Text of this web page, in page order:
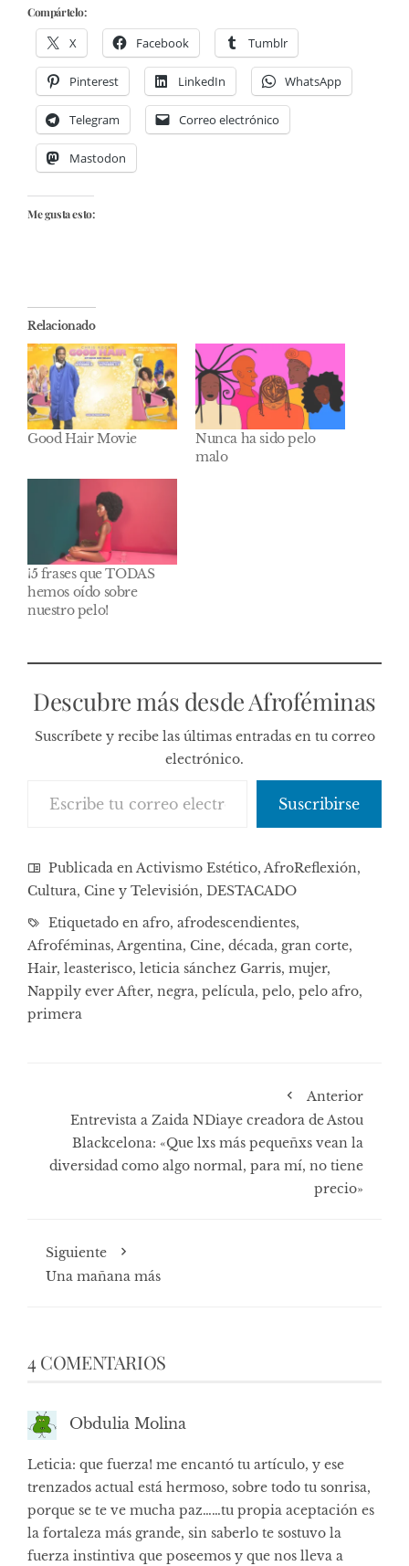
Compártelo:
X Facebook Tumblr
Pinterest LinkedIn WhatsApp
Telegram Correo electrónico
Mastodon
Me gusta esto:
Relacionado
Good Hair Movie
Nunca ha sido pelo
malo
¡5 frases que TODAS
hemos oído sobre
nuestro pelo!
Descubre más desde Afroféminas
Suscríbete y recibe las últimas entradas en tu correo
electrónico.
Suscribirse
Publicada enActivismo Estético, AfroReflexión,
Cultura, Cine y Televisión, DESTACADO
Etiquetado en afro, afrodescendientes,
Afroféminas, Argentina, Cine, década, gran corte,
Hair, leasterisco, leticia sánchez Garris, mujer,
Nappily ever After, negra, película, pelo, pelo afro,
primera
Anterior
Entrevista a Zaida NDiaye creadora de Astou
Blackcelona: «Que lxs más pequeñxs vean la
diversidad como algo normal, para mí, no tiene
precio»
Siguiente
Una mañana más
4 COMENTARIOS
Obdulia Molina
Leticia: que fuerza! me encantó tu artículo, y ese
trenzados actual está hermoso, sobre todo tu sonrisa,
porque se te ve mucha paz……tu propia aceptación es
la fortaleza más grande, sin saberlo te sostuvo la
fuerza instintiva que poseemos y que nos lleva a